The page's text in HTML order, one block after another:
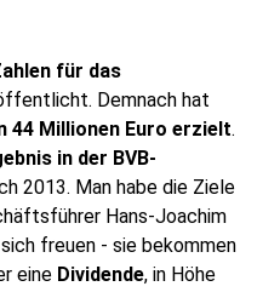
für das
Demnach hat
44 Millionen Euro erzielt.
in der BVB-
2013. Man habe die Ziele
Hans-Joachim
freuen - sie bekommen
eine Dividende, in Höhe